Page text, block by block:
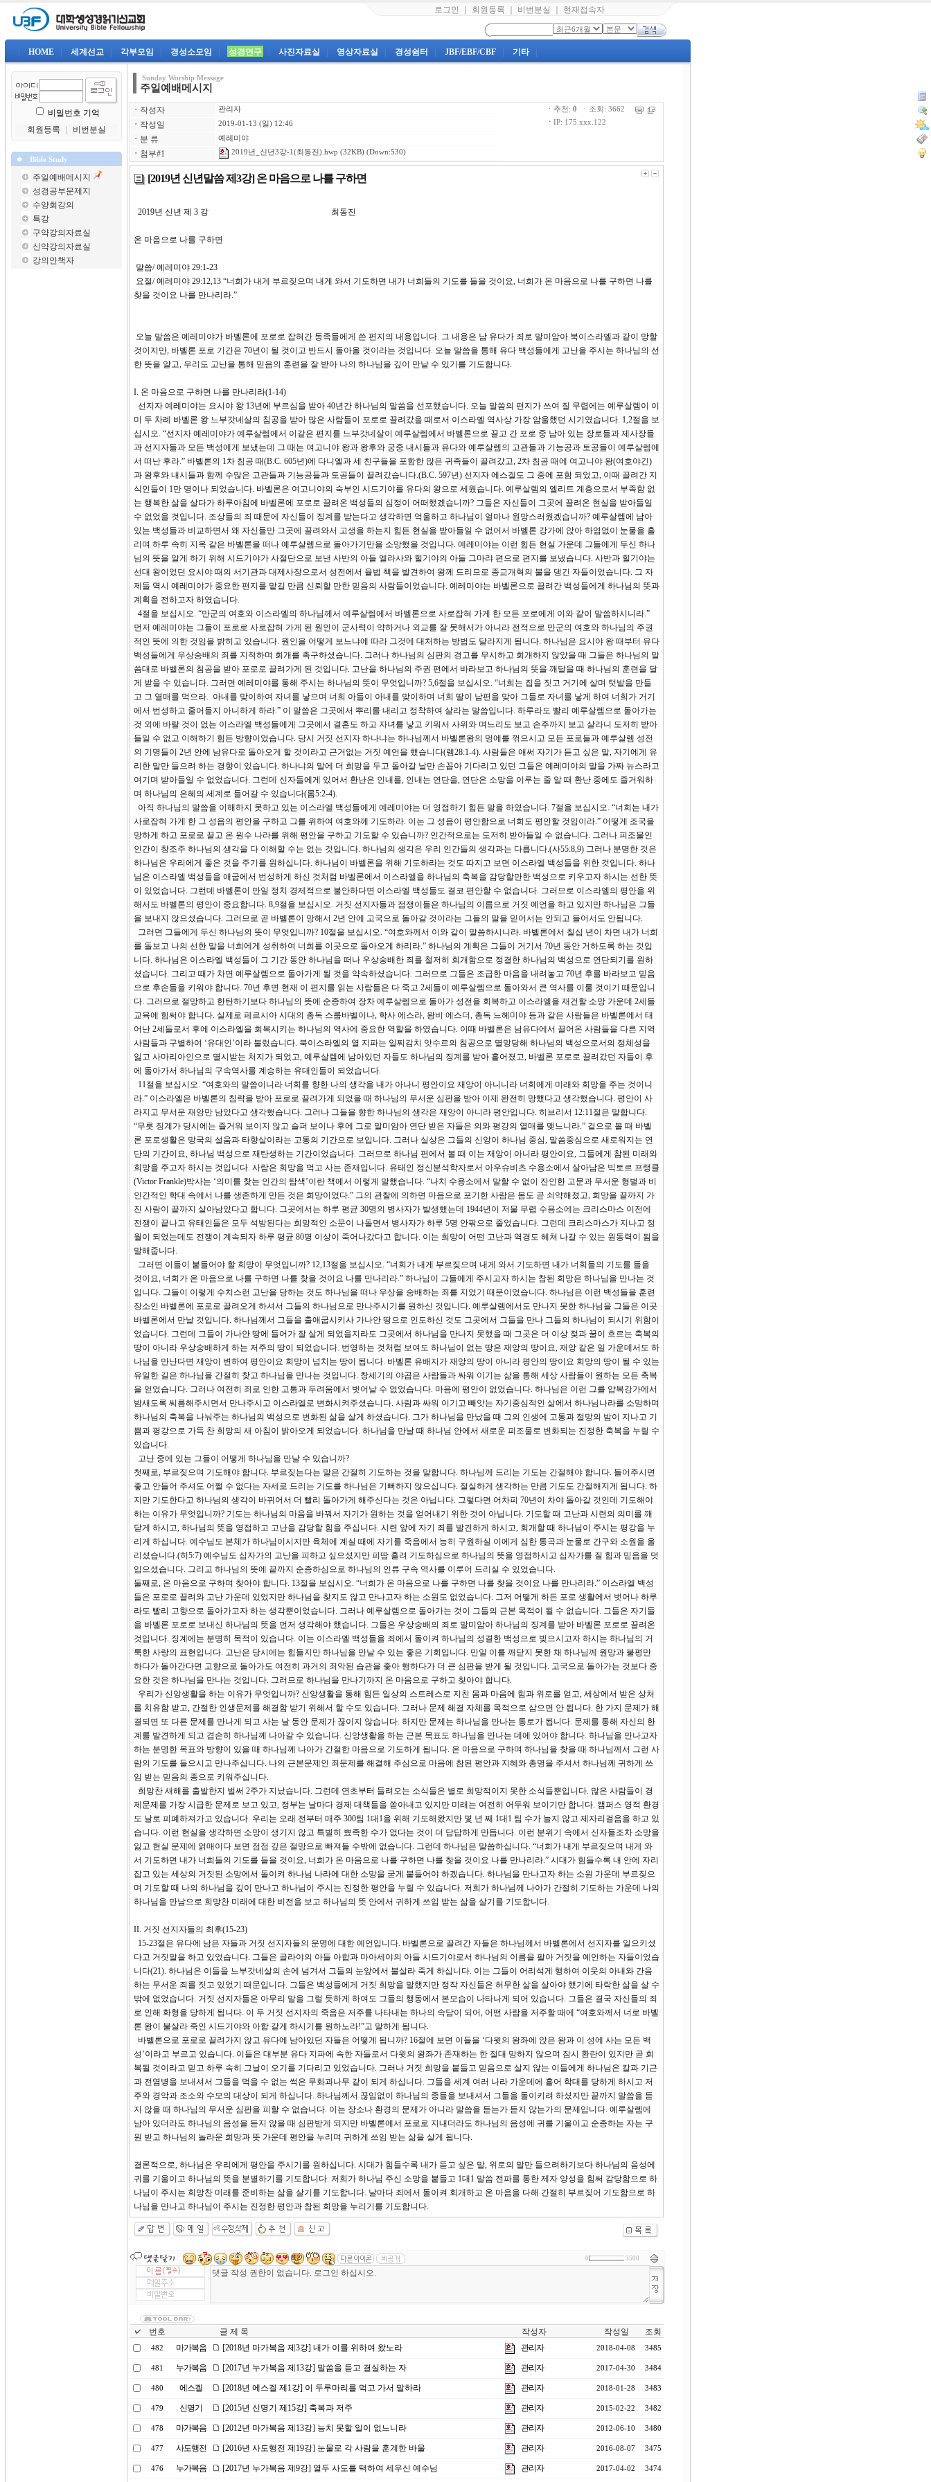
로그인 회원등록 비번분실 현재접속자
HOME 세계선교 각부모임 경성소모임 성경연구 사진자료실 영상자료실 경성쉼터 JBF/EBF/CBF 기타
비밀번호 기억
회원등록
비번분실
Bible Study
주일예배메시지
성경공부문제지
수양회강의
특강
구약강의자료실
신약강의자료실
강의안책자
Sunday Worship Message
주일예배메시지
ㆍ 작성자 관리자
ㆍ 작성일 2019-01-13 (일) 12:46
ㆍ 분 류 예레미야
ㆍ 첨부#1 2019년_신년3강-1(최동진).hwp (32KB) (Down:530)
ㆍ추천: 0 ㆍ조회: 3662
ㆍ IP: 175.xxx.122
[2019년 신년말씀 제3강] 온 마음으로 나를 구하면
2019년 신년 제 3 강 최동진
온 마음으로 나를 구하면
말씀/ 예레미야 29:1-23
요절/ 예레미야 29:12,13 “너희가 내게 부르짖으며 내게 와서 기도하면 내가 너희들의 기도를 들을 것이요, 너희가 온 마음으로 나를 구하면 나를
찾을 것이요 나를 만나리라.”
오늘 말씀은 예레미야가 바벨론에 포로로 잡혀간 동족들에게 쓴 편지의 내용입니다. 그 내용은 남 유다가 죄로 말미암아 북이스라엘과 같이 망할
것이지만, 바벨론 포로 기간은 70년이 될 것이고 반드시 돌아올 것이라는 것입니다. 오늘 말씀을 통해 유다 백성들에게 고난을 주시는 하나님의 선
한 뜻을 알고, 우리도 고난을 통해 믿음의 훈련을 잘 받아 나의 하나님을 깊이 만날 수 있기를 기도합니다.
I. 온 마음으로 구하면 나를 만나리라(1-14)
선지자 예레미야는 요시야 왕 13년에 부르심을 받아 40년간 하나님의 말씀을 선포했습니다. 오늘 말씀의 편지가 쓰여 질 무렵에는 예루살렘이 이
미 두 차례 바벨론 왕 느부갓네살의 침공을 받아 많은 사람들이 포로로 끌려갔을 때로서 이스라엘 역사상 가장 암울했던 시기였습니다. 1,2절을 보
십시오. “선지자 예레미야가 예루살렘에서 이같은 편지를 느부갓네살이 예루살렘에서 바벨론으로 끌고 간 포로 중 남아 있는 장로들과 제사장들
과 선지자들과 모든 백성에게 보냈는데 그 때는 여고니야 왕과 왕후와 궁중 내시들과 유다와 예루살렘의 고관들과 기능공과 토공들이 예루살렘에
서 떠난 후라.” 바벨론의 1차 침공 때(B.C. 605년)에 다니엘과 세 친구들을 포함한 많은 귀족들이 끌려갔고, 2차 침공 때에 여고니야 왕(여호야긴)
과 왕후와 내시들과 함께 수많은 고관들과 기능공들과 토공들이 끌려갔습니다.(B.C. 597년) 선지자 에스겔도 그 중에 포함 되었고, 이때 끌려간 지
식인들이 1만 명이나 되었습니다. 바벨론은 여고니야의 숙부인 시드기야를 유다의 왕으로 세웠습니다. 예루살렘의 엘리트 계층으로서 부족함 없
는 행복한 삶을 살다가 하루아침에 바벨론에 포로로 끌려온 백성들의 심정이 어떠했겠습니까? 그들은 자신들이 그곳에 끌려온 현실을 받아들일
수 없었을 것입니다. 조상들의 죄 때문에 자신들이 징계를 받는다고 생각하면 억울하고 하나님이 얼마나 원망스러웠겠습니까? 예루살렘에 남아
있는 백성들과 비교하면서 왜 자신들만 그곳에 끌려와서 고생을 하는지 힘든 현실을 받아들일 수 없어서 바벨론 강가에 앉아 하염없이 눈물을 흘
리며 하루 속히 지옥 같은 바벨론을 떠나 예루살렘으로 돌아가기만을 소망했을 것입니다. 예레미야는 이런 힘든 현실 가운데 그들에게 두신 하나
님의 뜻을 알게 하기 위해 시드기야가 사절단으로 보낸 사반의 아들 엘라사와 힐기야의 아들 그마랴 편으로 편지를 보냈습니다. 사반과 힐기야는
선대 왕이었던 요시야 때의 서기관과 대제사장으로서 성전에서 율법 책을 발견하여 왕께 드리므로 종교개혁의 불을 댕긴 자들이었습니다. 그 자
제들 역시 예레미야가 중요한 편지를 맡길 만큼 신뢰할 만한 믿음의 사람들이었습니다. 예레미야는 바벨론으로 끌려간 백성들에게 하나님의 뜻과
계획을 전하고자 하였습니다.
4절을 보십시오. “만군의 여호와 이스라엘의 하나님께서 예루살렘에서 바벨론으로 사로잡혀 가게 한 모든 포로에게 이와 같이 말씀하시니라.”
먼저 예레미야는 그들이 포로로 사로잡혀 가게 된 원인이 군사력이 약하거나 외교를 잘 못해서가 아니라 전적으로 만군의 여호와 하나님의 주권
적인 뜻에 의한 것임을 밝히고 있습니다. 원인을 어떻게 보느냐에 따라 그것에 대처하는 방법도 달라지게 됩니다. 하나님은 요시야 왕 때부터 유다
백성들에게 우상숭배의 죄를 지적하며 회개를 촉구하셨습니다. 그러나 하나님의 심판의 경고를 무시하고 회개하지 않았을 때 그들은 하나님의 말
씀대로 바벨론의 침공을 받아 포로로 끌려가게 된 것입니다. 고난을 하나님의 주권 편에서 바라보고 하나님의 뜻을 깨달을 때 하나님의 훈련을 달
게 받을 수 있습니다. 그러면 예레미야를 통해 주시는 하나님의 뜻이 무엇입니까? 5,6절을 보십시오. “너희는 집을 짓고 거기에 살며 텃밭을 만들
고 그 열매를 먹으라. 아내를 맞이하여 자녀를 낳으며 너희 아들이 아내를 맞이하며 너희 딸이 남편을 맞아 그들로 자녀를 낳게 하여 너희가 거기
에서 번성하고 줄어들지 아니하게 하라.” 이 말씀은 그곳에서 뿌리를 내리고 정착하여 살라는 말씀입니다. 하루라도 빨리 예루살렘으로 돌아가는
것 외에 바랄 것이 없는 이스라엘 백성들에게 그곳에서 결혼도 하고 자녀를 낳고 키워서 사위와 며느리도 보고 손주까지 보고 살라니 도저히 받아
들일 수 없고 이해하기 힘든 방향이었습니다. 당시 거짓 선지자 하나냐는 하나님께서 바벨론왕의 멍에를 꺾으시고 모든 포로들과 예루살렘 성전
의 기명들이 2년 안에 남유다로 돌아오게 할 것이라고 근거없는 거짓 예언을 했습니다(렘28:1-4). 사람들은 애써 자기가 듣고 싶은 말, 자기에게 유
리한 말만 들으려 하는 경향이 있습니다. 하나냐의 말에 더 희망을 두고 돌아갈 날만 손꼽아 기다리고 있던 그들은 예레미야의 말을 가짜 뉴스라고
여기며 받아들일 수 없었습니다. 그런데 신자들에게 있어서 환난은 인내를, 인내는 연단을, 연단은 소망을 이루는 줄 알 때 환난 중에도 즐거워하
며 하나님의 은혜의 세계로 들어갈 수 있습니다(롬5:2-4).
아직 하나님의 말씀을 이해하지 못하고 있는 이스라엘 백성들에게 예레미야는 더 영접하기 힘든 말을 하였습니다. 7절을 보십시오. “너희는 내가
사로잡혀 가게 한 그 성읍의 평안을 구하고 그를 위하여 여호와께 기도하라. 이는 그 성읍이 평안함으로 너희도 평안할 것임이라.” 어떻게 조국을
망하게 하고 포로로 끌고 온 원수 나라를 위해 평안을 구하고 기도할 수 있습니까? 인간적으로는 도저히 받아들일 수 없습니다. 그러나 피조물인
인간이 창조주 하나님의 생각을 다 이해할 수는 없는 것입니다. 하나님의 생각은 우리 인간들의 생각과는 다릅니다.(사55:8,9) 그러나 분명한 것은
하나님은 우리에게 좋은 것을 주기를 원하십니다. 하나님이 바벨론을 위해 기도하라는 것도 따지고 보면 이스라엘 백성들을 위한 것입니다. 하나
님은 이스라엘 백성들을 애굽에서 번성하게 하신 것처럼 바벨론에서 이스라엘을 하나님의 축복을 감당할만한 백성으로 키우고자 하시는 선한 뜻
이 있었습니다. 그런데 바벨론이 만일 정치 경제적으로 불안하다면 이스라엘 백성들도 결코 편안할 수 없습니다. 그러므로 이스라엘의 평안을 위
해서도 바벨론의 평안이 중요합니다. 8,9절을 보십시오. 거짓 선지자들과 점쟁이들은 하나님의 이름으로 거짓 예언을 하고 있지만 하나님은 그들
을 보내지 않으셨습니다. 그러므로 곧 바벨론이 망해서 2년 안에 고국으로 돌아갈 것이라는 그들의 말을 믿어서는 안되고 들어서도 안됩니다.
그러면 그들에게 두신 하나님의 뜻이 무엇입니까? 10절을 보십시오. “여호와께서 이와 같이 말씀하시니라. 바벨론에서 칠십 년이 차면 내가 너희
를 돌보고 나의 선한 말을 너희에게 성취하여 너희를 이곳으로 돌아오게 하리라.” 하나님의 계획은 그들이 거기서 70년 동안 거하도록 하는 것입
니다. 하나님은 이스라엘 백성들이 그 기간 동안 하나님을 떠나 우상숭배한 죄를 철저히 회개함으로 정결한 하나님의 백성으로 연단되기를 원하
셨습니다. 그리고 때가 차면 예루살렘으로 돌아가게 될 것을 약속하셨습니다. 그러므로 그들은 조급한 마음을 내려놓고 70년 후를 바라보고 믿음
으로 후손들을 키워야 합니다. 70년 후면 현재 이 편지를 읽는 사람들은 다 죽고 2세들이 예루살렘으로 돌아와서 큰 역사를 이룰 것이기 때문입니
다. 그러므로 절망하고 한탄하기보다 하나님의 뜻에 순종하여 장차 예루살렘으로 돌아가 성전을 회복하고 이스라엘을 재건할 소망 가운데 2세들
교육에 힘써야 합니다. 실제로 페르시아 시대의 총독 스룹바벨이나, 학사 에스라, 왕비 에스더, 총독 느헤미야 등과 같은 사람들은 바벨론에서 태
어난 2세들로서 후에 이스라엘을 회복시키는 하나님의 역사에 중요한 역할을 하였습니다. 이때 바벨론은 남유다에서 끌어온 사람들을 다른 지역
사람들과 구별하여 ‘유대인’이라 불렀습니다. 북이스라엘의 열 지파는 일찌감치 앗수르의 침공으로 멸망당해 하나님의 백성으로서의 정체성을
잃고 사마리아인으로 멸시받는 처지가 되었고, 예루살렘에 남아있던 자들도 하나님의 징계를 받아 흩어졌고, 바벨론 포로로 끌려갔던 자들이 후
에 돌아가서 하나님의 구속역사를 계승하는 유대인들이 되었습니다.
11절을 보십시오. “여호와의 말씀이니라 너희를 향한 나의 생각을 내가 아나니 평안이요 재앙이 아니니라 너희에게 미래와 희망을 주는 것이니
라.” 이스라엘은 바벨론의 침략을 받아 포로로 끌려가게 되었을 때 하나님의 무서운 심판을 받아 이제 완전히 망했다고 생각했습니다. 평안이 사
라지고 무서운 재앙만 남았다고 생각했습니다. 그러나 그들을 향한 하나님의 생각은 재앙이 아니라 평안입니다. 히브리서 12:11절은 말합니다.
“무릇 징계가 당시에는 즐거워 보이지 않고 슬퍼 보이나 후에 그로 말미암아 연단 받은 자들은 의와 평강의 열매를 맺느니라.” 겉으로 볼 때 바벨
론 포로생활은 망국의 설움과 타향살이라는 고통의 기간으로 보입니다. 그러나 실상은 그들의 신앙이 하나님 중심, 말씀중심으로 새로워지는 연
단의 기간이요, 하나님 백성으로 재탄생하는 기간이었습니다. 그러므로 하나님 편에서 볼 때 이는 재앙이 아니라 평안이요, 그들에게 참된 미래와
희망을 주고자 하시는 것입니다. 사람은 희망을 먹고 사는 존재입니다. 유태인 정신분석학자로서 아우슈비츠 수용소에서 살아남은 빅토르 프랭클
(Victor Frankle)박사는 ‘의미를 찾는 인간의 탐색’이란 책에서 이렇게 말했습니다. “나치 수용소에서 말할 수 없이 잔인한 고문과 무서운 형벌과 비
인간적인 학대 속에서 나를 생존하게 만든 것은 희망이었다.” 그의 관찰에 의하면 마음으로 포기한 사람은 몸도 곧 쇠약해졌고, 희망을 끝까지 가
진 사람이 끝까지 살아남았다고 합니다. 그곳에서는 하루 평균 30명의 병사자가 발생했는데 1944년이 저물 무렵 수용소에는 크리스마스 이전에
전쟁이 끝나고 유태인들은 모두 석방된다는 희망적인 소문이 나돌면서 병사자가 하루 5명 안팎으로 줄었습니다. 그런데 크리스마스가 지나고 정
월이 되었는데도 전쟁이 계속되자 하루 평균 80명 이상이 죽어나갔다고 합니다. 이는 희망이 어떤 고난과 역경도 헤쳐 나갈 수 있는 원동력이 됨을
말해줍니다.
그러면 이들이 붙들어야 할 희망이 무엇입니까? 12,13절을 보십시오. “너희가 내게 부르짖으며 내게 와서 기도하면 내가 너희들의 기도를 들을
것이요, 너희가 온 마음으로 나를 구하면 나를 찾을 것이요 나를 만나리라.” 하나님이 그들에게 주시고자 하시는 참된 희망은 하나님을 만나는 것
입니다. 그들이 이렇게 수치스런 고난을 당하는 것도 하나님을 떠나 우상을 숭배하는 죄를 지었기 때문이었습니다. 하나님은 이런 백성들을 훈련
장소인 바벨론에 포로로 끌려오게 하셔서 그들의 하나님으로 만나주시기를 원하신 것입니다. 예루살렘에서도 만나지 못한 하나님을 그들은 이곳
바벨론에서 만날 것입니다. 하나님께서 그들을 출애굽시키사 가나안 땅으로 인도하신 것도 그곳에서 그들을 만나 그들의 하나님이 되시기 위함이
었습니다. 그런데 그들이 가나안 땅에 들어가 잘 살게 되었을지라도 그곳에서 하나님을 만나지 못했을 때 그곳은 더 이상 젖과 꿀이 흐르는 축복의
땅이 아니라 우상숭배하게 하는 저주의 땅이 되었습니다. 번영하는 것처럼 보여도 하나님이 없는 땅은 재앙의 땅이요, 재앙 같은 일 가운데서도 하
나님을 만난다면 재앙이 변하여 평안이요 희망이 넘치는 땅이 됩니다. 바벨론 유배지가 재앙의 땅이 아니라 평안의 땅이요 희망의 땅이 될 수 있는
유일한 길은 하나님을 간절히 찾고 하나님을 만나는 것입니다. 창세기의 야곱은 사람들과 싸워 이기는 삶을 통해 세상 사람들이 원하는 모든 축복
을 얻었습니다. 그러나 여전히 죄로 인한 고통과 두려움에서 벗어날 수 없었습니다. 마음에 평안이 없었습니다. 하나님은 이런 그를 얍복강가에서
밤새도록 씨름해주시면서 만나주시고 이스라엘로 변화시켜주셨습니다. 사람과 싸워 이기고 빼앗는 자기중심적인 삶에서 하나님나라를 소망하며
하나님의 축복을 나눠주는 하나님의 백성으로 변화된 삶을 살게 하셨습니다. 그가 하나님을 만났을 때 그의 인생에 고통과 절망의 밤이 지나고 기
쁨과 평강으로 가득 찬 희망의 새 아침이 밝아오게 되었습니다. 하나님을 만날 때 하나님 안에서 새로운 피조물로 변화되는 진정한 축복을 누릴 수
있습니다.
고난 중에 있는 그들이 어떻게 하나님을 만날 수 있습니까?
첫째로, 부르짖으며 기도해야 합니다. 부르짖는다는 말은 간절히 기도하는 것을 말합니다. 하나님께 드리는 기도는 간절해야 합니다. 들어주시면
좋고 안들어 주셔도 어쩔 수 없다는 자세로 드리는 기도를 하나님은 기뻐하지 않으십니다. 절실하게 생각하는 만큼 기도도 간절해지게 됩니다. 하
지만 기도한다고 하나님의 생각이 바뀌어서 더 빨리 돌아가게 해주신다는 것은 아닙니다. 그렇다면 어차피 70년이 차야 돌아갈 것인데 기도해야
하는 이유가 무엇입니까? 기도는 하나님의 마음을 바꿔서 자기가 원하는 것을 얻어내기 위한 것이 아닙니다. 기도할 때 고난과 시련의 의미를 깨
닫게 하시고, 하나님의 뜻을 영접하고 고난을 감당할 힘을 주십니다. 시련 앞에 자기 죄를 발견하게 하시고, 회개할 때 하나님이 주시는 평강을 누
리게 하십니다. 예수님도 본체가 하나님이시지만 육체에 계실 때에 자기를 죽음에서 능히 구원하실 이에게 심한 통곡과 눈물로 간구와 소원을 올
리셨습니다.(히5:7) 예수님도 십자가의 고난을 피하고 싶으셨지만 피땀 흘려 기도하심으로 하나님의 뜻을 영접하시고 십자가를 질 힘과 믿음을 덧
입으셨습니다. 그리고 하나님의 뜻에 끝까지 순종하심으로 하나님의 인류 구속 역사를 이루어 드리실 수 있었습니다.
둘째로, 온 마음으로 구하며 찾아야 합니다. 13절을 보십시오. “너희가 온 마음으로 나를 구하면 나를 찾을 것이요 나를 만나리라.” 이스라엘 백성
들은 포로로 끌려와 고난 가운데 있었지만 하나님을 찾지도 않고 만나고자 하는 소원도 없었습니다. 그저 어떻게 하든 포로 생활에서 벗어나 하루
라도 빨리 고향으로 돌아가고자 하는 생각뿐이었습니다. 그러나 예루살렘으로 돌아가는 것이 그들의 근본 목적이 될 수 없습니다. 그들은 자기들
을 바벨론 포로로 보내신 하나님의 뜻을 먼저 생각해야 했습니다. 그들은 우상숭배의 죄로 말미암아 하나님의 징계를 받아 바벨론 포로로 끌려온
것입니다. 징계에는 분명히 목적이 있습니다. 이는 이스라엘 백성들을 죄에서 돌이켜 하나님의 성결한 백성으로 빚으시고자 하시는 하나님의 거
룩한 사랑의 표현입니다. 고난은 당시에는 힘들지만 하나님을 만날 수 있는 좋은 기회입니다. 만일 이를 깨닫지 못한 채 하나님께 원망과 불평만
하다가 돌아간다면 고향으로 돌아가도 여전히 과거의 죄악된 습관을 좇아 행하다가 더 큰 심판을 받게 될 것입니다. 고국으로 돌아가는 것보다 중
요한 것은 하나님을 만나는 것입니다. 그러므로 하나님을 만나기까지 온 마음으로 구하고 찾아야 합니다.
우리가 신앙생활을 하는 이유가 무엇입니까? 신앙생활을 통해 힘든 일상의 스트레스로 지친 몸과 마음에 힘과 위로를 얻고, 세상에서 받은 상처
를 치유함 받고, 간절한 인생문제를 해결함 받기 위해서 할 수도 있습니다. 그러나 문제 해결 자체를 목적으로 삼으면 안 됩니다. 한 가지 문제가 해
결되면 또 다른 문제를 만나게 되고 사는 날 동안 문제가 끊이지 않습니다. 하지만 문제는 하나님을 만나는 통로가 됩니다. 문제를 통해 자신의 한
계를 발견하게 되고 겸손히 하나님께 나아갈 수 있습니다. 신앙생활을 하는 근본 목표도 하나님을 만나는 데에 있어야 합니다. 하나님을 만나고자
하는 분명한 목표와 방향이 있을 때 하나님께 나아가 간절한 마음으로 기도하게 됩니다. 온 마음으로 구하며 하나님을 찾을 때 하나님께서 그런 사
람의 기도를 들으시고 만나주십니다. 나의 근본문제인 죄문제를 해결해 주심으로 마음에 참된 평안과 지혜와 총명을 주셔서 하나님께 귀하게 쓰
임 받는 믿음의 종으로 키워주십니다.
희망찬 새해를 출발한지 벌써 2주가 지났습니다. 그런데 연초부터 들려오는 소식들은 별로 희망적이지 못한 소식들뿐입니다. 많은 사람들이 경
제문제를 가장 시급한 문제로 보고 있고, 정부는 날마다 경제 대책들을 쏟아내고 있지만 미래는 여전히 어두워 보이기만 합니다. 캠퍼스 영적 환경
도 날로 피폐하져가고 있습니다. 우리는 오래 전부터 매주 300팀 1대1을 위해 기도해왔지만 몇 년 째 1대1 팀 수가 늘지 않고 제자리걸음을 하고 있
습니다. 이런 현실을 생각하면 소망이 생기지 않고 특별히 뾰족한 수가 없다는 것이 더 답답하게 만듭니다. 이런 분위기 속에서 신자들조차 소망을
잃고 현실 문제에 얽매이다 보면 점점 깊은 절망으로 빠져들 수밖에 없습니다. 그런데 하나님은 말씀하십니다. “너희가 내게 부르짖으며 내게 와
서 기도하면 내가 너희들의 기도를 들을 것이요, 너희가 온 마음으로 나를 구하면 나를 찾을 것이요 나를 만나리라.” 시대가 힘들수록 내 안에 자리
잡고 있는 세상의 거짓된 소망에서 돌이켜 하나님 나라에 대한 소망을 굳게 붙들어야 하겠습니다. 하나님을 만나고자 하는 소원 가운데 부르짖으
며 기도할 때 나의 하나님을 깊이 만나고 하나님이 주시는 진정한 평안을 누릴 수 있습니다. 저희가 하나님께 나아가 간절히 기도하는 가운데 나의
하나님을 만남으로 희망찬 미래에 대한 비전을 보고 하나님의 뜻 안에서 귀하게 쓰임 받는 삶을 살기를 기도합니다.
II. 거짓 선지자들의 최후(15-23)
15-23절은 유다에 남은 자들과 거짓 선지자들의 운명에 대한 예언입니다. 바벨론으로 끌려간 자들은 하나님께서 바벨론에서 선지자를 일으키셨
다고 거짓말을 하고 있었습니다. 그들은 골라야의 아들 아합과 마아세야의 아들 시드기야로서 하나님의 이름을 팔아 거짓을 예언하는 자들이었습
니다(21). 하나님은 이들을 느부갓네살의 손에 넘겨서 그들의 눈앞에서 불살라 죽게 하십니다. 이는 그들이 어리석게 행하여 이웃의 아내와 간음
하는 무서운 죄를 짓고 있었기 때문입니다. 그들은 백성들에게 거짓 희망을 말했지만 정작 자신들은 허무한 삶을 살아야 했기에 타락한 삶을 살 수
밖에 없었습니다. 거짓 선지자들은 아무리 말을 그럴 듯하게 하여도 그들의 행동에서 본모습이 나타나게 되어 있습니다. 그들은 결국 자신들의 죄
로 인해 화형을 당하게 됩니다. 이 두 거짓 선지자의 죽음은 저주를 나타내는 하나의 속담이 되어, 어떤 사람을 저주할 때에 “여호와께서 너로 바벨
론 왕이 불살라 죽인 시드기야와 아합 같게 하시기를 원하노라!”고 말하게 됩니다.
바벨론으로 포로로 끌려가지 않고 유다에 남아있던 자들은 어떻게 됩니까? 16절에 보면 이들을 ‘다윗의 왕좌에 앉은 왕과 이 성에 사는 모든 백
성’이라고 부르고 있습니다. 이들은 대부분 유다 지파에 속한 자들로서 다윗의 왕좌가 존재하는 한 절대 망하지 않으며 잠시 환란이 있지만 곧 회
복될 것이라고 믿고 하루 속히 그날이 오기를 기다리고 있었습니다. 그러나 거짓 희망을 붙들고 믿음으로 살지 않는 이들에게 하나님은 칼과 기근
과 전염병을 보내셔서 그들을 먹을 수 없는 썩은 무화과나무 같이 되게 하십니다. 그들을 세계 여러 나라 가운데에 흩어 학대를 당하게 하시고 저
주와 경악과 조소와 수모의 대상이 되게 하십니다. 하나님께서 끊임없이 하나님의 종들을 보내셔서 그들을 돌이키려 하셨지만 끝까지 말씀을 듣
지 않을 때 하나님의 무서운 심판을 피할 수 없습니다. 이는 장소나 환경의 문제가 아니라 말씀을 듣는가 듣지 않는가의 문제입니다. 예루살렘에
남아 있더라도 하나님의 음성을 듣지 않을 때 심판받게 되지만 바벨론에서 포로로 지내더라도 하나님의 음성에 귀를 기울이고 순종하는 자는 구
원 받고 하나님의 놀라운 희망과 뜻 가운데 평안을 누리며 귀하게 쓰임 받는 삶을 살게 됩니다.
결론적으로, 하나님은 우리에게 평안을 주시기를 원하십니다. 시대가 힘들수록 내가 듣고 싶은 말, 위로의 말만 들으려하기보다 하나님의 음성에
귀를 기울이고 하나님의 뜻을 분별하기를 기도합니다. 저희가 하나님 주신 소망을 붙들고 1대1 말씀 전파를 통한 제자 양성을 힘써 감당함으로 하
나님이 주시는 희망찬 미래를 준비하는 삶을 살기를 기도합니다. 날마다 죄에서 돌이켜 회개하고 온 마음을 다해 간절히 부르짖어 기도함으로 하
나님을 만나고 하나님이 주시는 진정한 평안과 참된 희망을 누리기를 기도합니다.
0 3500
번호 글 제 목 작성자 작성일 조회
482 마가복음 [2018년 마가복음 제3강] 내가 이를 위하여 왔노라 관리자 2018-04-08 3485
481 누가복음 [2017년 누가복음 제13강] 말씀을 듣고 결실하는 자 관리자 2017-04-30 3484
480 에스겔 [2018년 에스겔 제1강] 이 두루마리를 먹고 가서 말하라 관리자 2018-01-28 3483
479 신명기 [2015년 신명기 제15강] 축복과 저주 관리자 2015-02-22 3482
478 마가복음 [2012년 마가복음 제13강] 능치 못할 일이 없느니라 관리자 2012-06-10 3480
477 사도행전 [2016년 사도행전 제19강] 눈물로 각 사람을 훈계한 바울 관리자 2016-08-07 3475
476 누가복음 [2017년 누가복음 제9강] 열두 사도를 택하여 세우신 예수님 관리자 2017-04-02 3474